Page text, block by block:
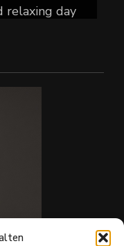
relaxing day